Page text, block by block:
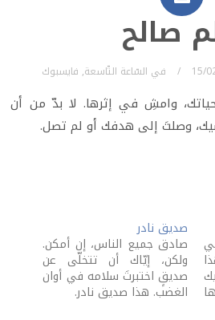
صالح
15/ في السّاعة التّاسعة, فايسبوك
وامشِ في إثرها. لا بدّ من أن
وصلتَ إلى هدفك أو لم تصل.
صديق نادر
صادق جميع الناس، إن أمكن.
ولكن، إيّاك أن تتخلّى عن
صديقٍ اختبرتَ سلامه في أوان
الغضب. هذا صديق نادر.